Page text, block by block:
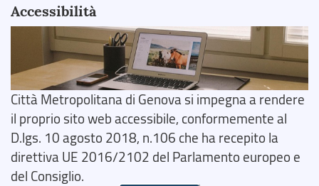
Accessibilità
Città Metropolitana di Genova si impegna a rendere
il proprio sito web accessibile, conformemente al
D.lgs. 10 agosto 2018, n.106 che ha recepito la
direttiva UE 2016/2102 del Parlamento europeo e
del Consiglio.